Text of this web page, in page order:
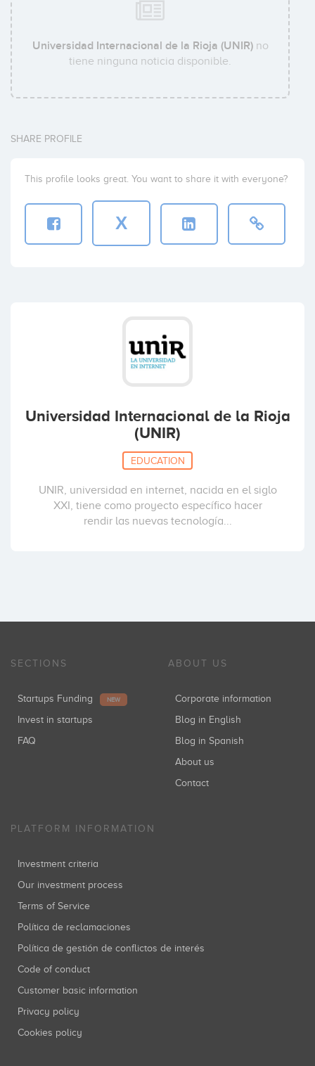
Universidad Internacional de la Rioja (UNIR)no
tiene ninguna noticia disponible.
SHARE PROFILE
This profile looks great. You want to share it with everyone?
X
Universidad Internacional de la Rioja
(UNIR)
EDUCATION
UNIR, universidad en internet, nacida en el siglo
XXI, tiene como proyecto específico hacer
rendir las nuevas tecnología...
SECTIONS
Startups Funding NEW
Invest in startups
FAQ
ABOUT US
Corporate information
Blog in English
Blog in Spanish
About us
Contact
PLATFORM INFORMATION
Investment criteria
Our investment process
Terms of Service
Política de reclamaciones
Política de gestión de conflictos de interés
Code of conduct
Customer basic information
Privacy policy
Cookies policy